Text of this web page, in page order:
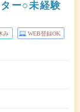
ー○未経験
み WEB登録OK